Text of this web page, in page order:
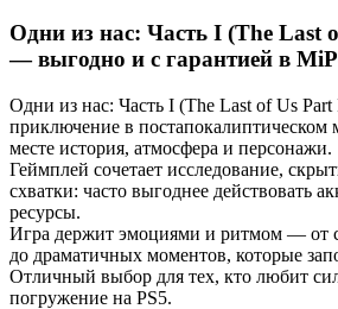
Одни из нас: Часть I (The Last
— выгодно и с гарантией в
Одни из нас: Часть I (The Last of Us
приключение в постапокалиптическом
месте история, атмосфера и персонажи.
Геймплей сочетает исследование,
схватки: часто выгоднее действовать
ресурсы.
Игра держит эмоциями и ритмом — от
до драматичных моментов, которые
Отличный выбор для тех, кто любит
погружение на PS5.